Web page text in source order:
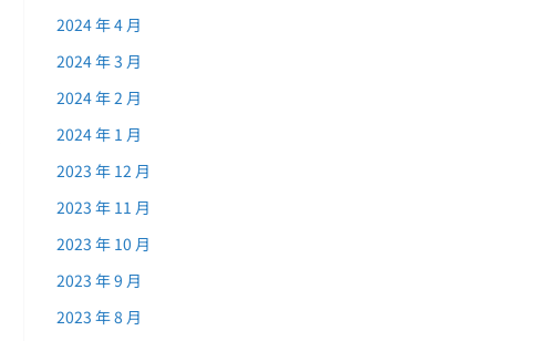
2024 年 4 月
2024 年 3 月
2024 年 2 月
2024 年 1 月
2023 年 12 月
2023 年 11 月
2023 年 10 月
2023 年 9 月
2023 年 8 月